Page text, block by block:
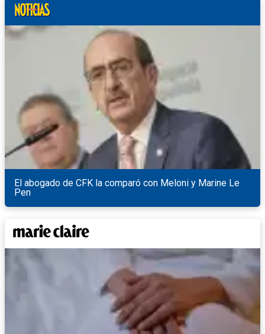
El abogado de CFK la comparó con Meloni y Marine Le
Pen